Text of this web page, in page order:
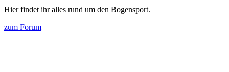
Hier findet ihr alles rund um den Bogensport.
zum Forum